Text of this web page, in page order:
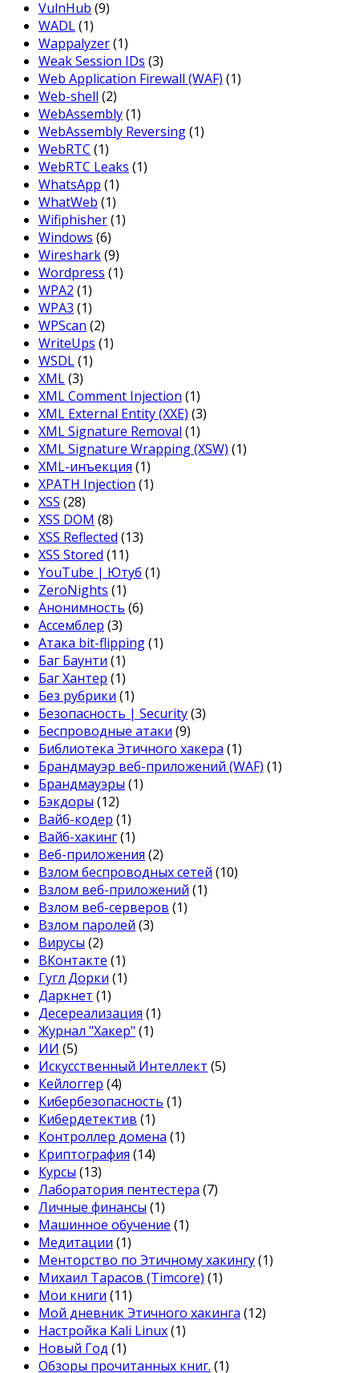
VulnHub (9)
WADL(1)
Wappalyzer(1)
Weak Session IDs (3)
Web Application Firewall (WAF) (1)
Web-shell (2)
WebAssembly(1)
WebAssembly Reversing(1)
WebRTC (1)
WebRTC Leaks (1)
WhatsApp (1)
WhatWeb (1)
Wifiphisher(1)
Windows (6)
Wireshark(9)
Wordpress (1)
WPA2 (1)
WPA3 (1)
WPScan (2)
WriteUps (1)
WSDL(1)
XML(3)
XML Comment Injection (1)
XML External Entity (XXE) (3)
XML Signature Removal (1)
XML Signature Wrapping (XSW) (1)
XML-инъекция (1)
XPATH Injection (1)
XSS (28)
XSS DOM (8)
XSS Reflected (13)
XSS Stored (11)
YouTube | Ютуб (1)
ZeroNights (1)
Анонимность (6)
Ассемблер (3)
Атака bit-flipping(1)
Баг Баунти (1)
Баг Хантер (1)
Без рубрики (1)
Безопасность | Security(3)
Беспроводные атаки (9)
Библиотека Этичного хакера (1)
Брандмауэр веб-приложений (WAF) (1)
Брандмауэры (1)
Бэкдоры (12)
Вайб-кодер (1)
Вайб-хакинг(1)
Веб-приложения (2)
Взлом беспроводных сетей (10)
Взлом веб-приложений (1)
Взлом веб-серверов (1)
Взлом паролей (3)
Вирусы (2)
ВКонтакте (1)
Гугл Дорки (1)
Даркнет (1)
Десереализация (1)
Журнал "Хакер" (1)
ИИ (5)
Искусственный Интеллект (5)
Кейлоггер (4)
Кибербезопасность (1)
Кибердетектив (1)
Контроллер домена (1)
Криптография (14)
Курсы (13)
Лаборатория пентестера (7)
Личные финансы (1)
Машинное обучение (1)
Медитации (1)
Менторство по Этичному хакингу(1)
Михаил Тарасов (Timcore) (1)
Мои книги (11)
Мой дневник Этичного хакинга (12)
Настройка Kali Linux(1)
Новый Год (1)
Обзоры прочитанных книг. (1)